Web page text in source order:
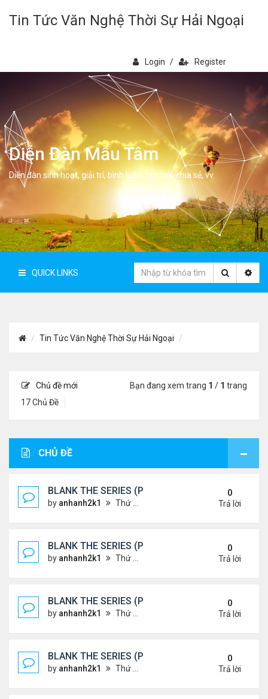
Tin Tức Văn Nghệ Thời Sự Hải Ngoại
Login / Register
Diễn Đàn Mẫu Tâm
Diễn đàn sinh hoạt, giải trí, bình luân, học hỏi, chia sẻ, vv.
QUICK LINKS
Tin Tức Văn Nghệ Thời Sự Hải Ngoại
Chủ đề mới
17 Chủ Đề
Bạn đang xem trang 1 / 1 trang
CHỦ ĐỀ
BLANK THE SERIES (PHẦN 2)
by anhanh2k1 Thứ 4 Tháng 5 29, 2024 3:16 am
0
Trả lời
BLANK THE SERIES (PHẦN 2)
by anhanh2k1 Thứ 7 Tháng 5 25, 2024 1:51 am
0
Trả lời
BLANK THE SERIES (PHẦN 2)
by anhanh2k1 Thứ 6 Tháng 5 24, 2024 1:54 am
0
Trả lời
BLANK THE SERIES (PHẦN 2)
by anhanh2k1 Thứ 6 Tháng 5 24, 2024 1:53 am
0
Trả lời